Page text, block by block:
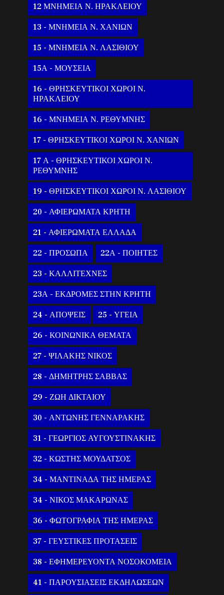
12 ΜΝΗΜΕΙΑ Ν. ΗΡΑΚΛΕΙΟΥ
13 - ΜΝΗΜΕΙΑ Ν. ΧΑΝΙΩΝ
15 - ΜΝΗΜΕΙΑ Ν. ΛΑΣΙΘΙΟΥ
15Α - ΜΟΥΣΕΙΑ
16 - ΘΡΗΣΚΕΥΤΙΚΟΙ ΧΩΡΟΙ Ν.
ΗΡΑΚΛΕΙΟΥ
16 - ΜΝΗΜΕΙΑ Ν. ΡΕΘΥΜΝΗΣ
17 - ΘΡΗΣΚΕΥΤΙΚΟΙ ΧΩΡΟΙ Ν. ΧΑΝΙΩΝ
17 Α - ΘΡΗΣΚΕΥΤΙΚΟΙ ΧΩΡΟΙ Ν.
ΡΕΘΥΜΝΗΣ
19 - ΘΡΗΣΚΕΥΤΙΚΟΙ ΧΩΡΟΙ Ν. ΛΑΣΙΘΙΟΥ
20 - ΑΦΙΕΡΩΜΑΤΑ ΚΡΗΤΗ
21 - ΑΦΙΕΡΩΜΑΤΑ ΕΛΛΑΔΑ
22 - ΠΡΟΣΩΠΑ 22Α - ΠΟΙΗΤΕΣ
23 - ΚΑΛΛΙΤΕΧΝΕΣ
23Α - ΕΚΔΡΟΜΕΣ ΣΤΗΝ ΚΡΗΤΗ
24 - ΑΠΟΨΕΙΣ 25 - ΥΓΕΙΑ
26 - ΚΟΙΝΩΝΙΚΑ ΘΕΜΑΤΑ
27 - ΨΙΛΑΚΗΣ ΝΙΚΟΣ
28 - ΔΗΜΗΤΡΗΣ ΣΑΒΒΑΣ
29 - ΖΩΗ ΔΙΚΤΑΙΟΥ
30 - ΑΝΤΩΝΗΣ ΓΕΝΝΑΡΑΚΗΣ
31 - ΓΕΩΡΓΙΟΣ ΑΥΓΟΥΣΤΙΝΑΚΗΣ
32 - ΚΩΣΤΗΣ ΜΟΥΔΑΤΣΟΣ
34 - ΜΑΝΤΙΝΑΔΑ ΤΗΣ ΗΜΕΡΑΣ
34 - ΝΙΚΟΣ ΜΑΚΑΡΩΝΑΣ
36 - ΦΩΤΟΓΡΑΦΙΑ ΤΗΣ ΗΜΕΡΑΣ
37 - ΓΕΥΣΤΙΚΕΣ ΠΡΟΤΑΣΕΙΣ
38 - ΕΦΗΜΕΡΕΥΟΝΤΑ ΝΟΣΟΚΟΜΕΙΑ
41 - ΠΑΡΟΥΣΙΑΣΕΙΣ ΕΚΔΗΛΩΣΕΩΝ